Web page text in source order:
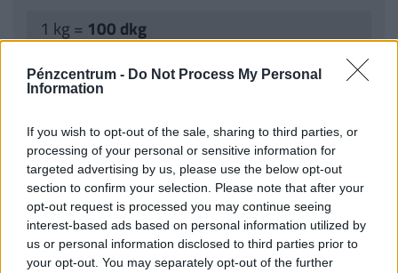
Pénzcentrum - Do Not Process My Personal
Information
If you wish to opt-out of the sale, sharing to third parties, or
processing of your personal or sensitive information for
targeted advertising by us, please use the below opt-out
section to confirm your selection. Please note that after your
opt-out request is processed you may continue seeing
interest-based ads based on personal information utilized by
us or personal information disclosed to third parties prior to
your opt-out. You may separately opt-out of the further
1 kg = 100 dkg
Eredmény másolása
TOVÁBBI KALKULÁTOROK
Pénznemek közti átváltás
Hosszúság mértékegység átváltás